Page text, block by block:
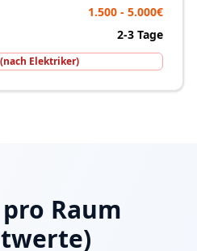
1.500 - 5.000€
2-3 Tage
Elektriker)
Raum